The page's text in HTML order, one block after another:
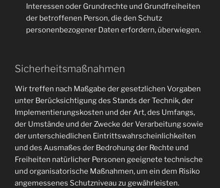
Interessen oder Grundrechte und Grundfreiheiten
der betroffenen Person, die den Schutz
personenbezogener Daten erfordern, überwiegen.
Sicherheitsmaßnahmen
Wir treffen nach Maßgabe der gesetzlichen Vorgaben
unter Berücksichtigung des Stands der Technik, der
Implementierungskosten und der Art, des Umfangs,
der Umstände und der Zwecke der Verarbeitung sowie
der unterschiedlichen Eintrittswahrscheinlichkeiten
und des Ausmaßes der Bedrohung der Rechte und
Freiheiten natürlicher Personen geeignete technische
und organisatorische Maßnahmen, um ein dem Risiko
angemessenes Schutzniveau zu gewährleisten.